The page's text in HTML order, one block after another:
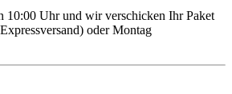
10:00 Uhr und wir verschicken Ihr Paket
oder Montag